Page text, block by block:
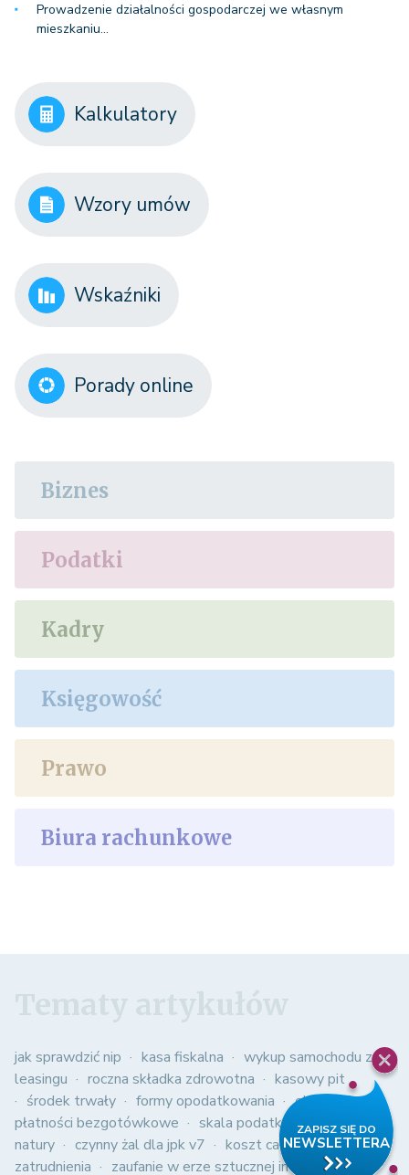
Prowadzenie działalności gospodarczej we własnym
mieszkaniu…
Kalkulatory
Wzory umów
Wskaźniki
Porady online
Biznes
Podatki
Kadry
Księgowość
Prawo
Biura rachunkowe
jak sprawdzić nip kasa fiskalna
wykup samochodu z
leasingu
roczna składka zdrowotna
kasowy pit
środek trwały
formy opodatkowania
obowiązkowe
płatności bezgotówkowe
skala podatkowa
spis z
natury
czynny żal dla jpk v7
koszt całkowity
zatrudnienia
zaufanie w erze sztucznej inteligencji